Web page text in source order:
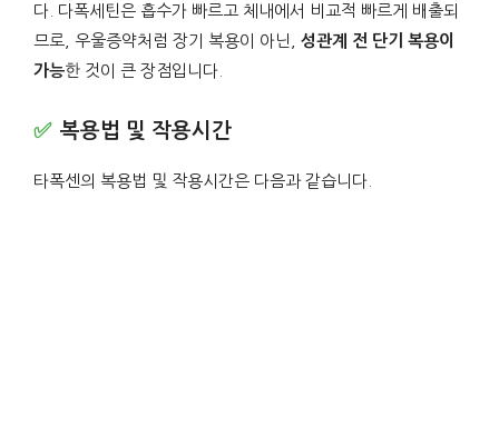
다. 다폭세틴은 흡수가 빠르고 체내에서 비교적 빠르게 배출되
므로, 우울증약처럼 장기 복용이 아닌, 성관계 전 단기 복용이
가능한 것이 큰 장점입니다.
복용법 및 작용시간
타폭센의 복용법 및 작용시간은 다음과 같습니다.